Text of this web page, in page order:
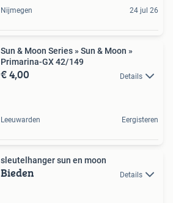
Nijmegen 24 jul 26
Sun & Moon Series » Sun & Moon »
Primarina-GX 42/149
€ 4,00 Details
Leeuwarden Eergisteren
sleutelhanger sun en moon
Bieden Details